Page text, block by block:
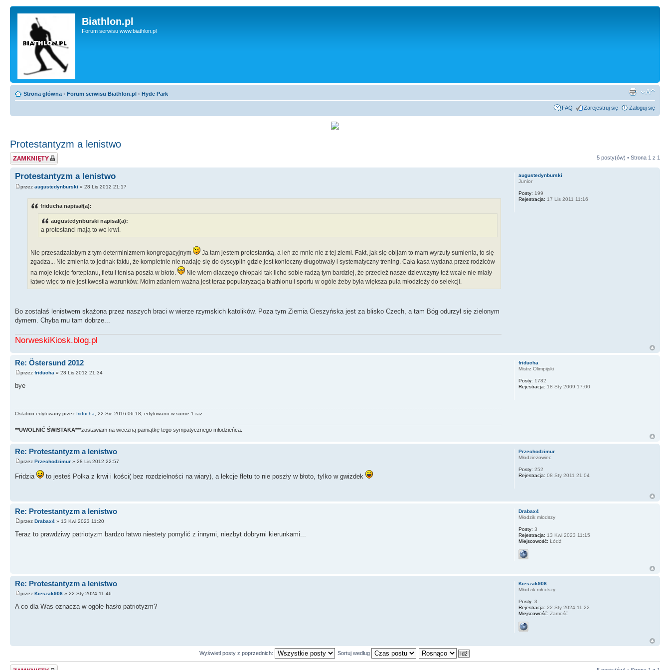
Biathlon.pl
Forum serwisu www.biathlon.pl
Strona główna ‹ Forum serwisu Biathlon.pl ‹ Hyde Park
FAQ Zarejestruj się Zaloguj się
Protestantyzm a lenistwo
Zablokowany temat 5 posty(ów) • Strona 1 z 1
Protestantyzm a lenistwo
przez augustedynburski » 28 Lis 2012 21:17
friducha napisał(a):
augustedynburski napisał(a):
a protestanci mają to we krwi.
Nie przesadzałabym z tym determinizmem kongregacyjnym
Ja tam jestem protestantką, a leń ze mnie nie z tej ziemi. Fakt, jak się obijam to mam wyrzuty sumienia, to się
zgadza... Nie zmienia to jednak faktu, że kompletnie nie nadaję się do dyscyplin gdzie jest konieczny długotrwały i systematyczny trening. Cała kasa wydana przez rodziców
na moje lekcje fortepianu, fletu i tenisa poszła w błoto.
Nie wiem dlaczego chłopaki tak licho sobie radzą tym bardziej, że przecież nasze dziewczyny też wcale nie miały
łatwo więc to nie jest kwestia warunków. Moim zdaniem ważna jest teraz popularyzacja biathlonu i sportu w ogóle żeby była większa pula młodzieży do selekcji.
Bo zostałaś lenistwem skażona przez naszych braci w wierze rzymskich katolików. Poza tym Ziemia Cieszyńska jest za blisko Czech, a tam Bóg odurzył się zielonym
dymem. Chyba mu tam dobrze...
NorweskiKiosk.blog.pl
augustedynburski
Junior
Posty: 199
Rejestracja: 17 Lis 2011 11:16
Re: Östersund 2012
przez friducha » 28 Lis 2012 21:34
bye
Ostatnio edytowany przez friducha , 22 Sie 2016 06:18, edytowano w sumie 1 raz
**UWOLNIĆ ŚWISTAKA***zostawiam na wieczną pamiątkę tego sympatycznego młodzieńca.
friducha
Mistrz Olimpijski
Posty: 1782
Rejestracja: 18 Sty 2009 17:00
Re: Protestantyzm a lenistwo
przez Przechodzimur » 28 Lis 2012 22:57
Fridzia to jesteś Polka z krwi i kości( bez rozdzielności na wiary), a lekcje fletu to nie poszły w błoto, tylko w gwizdek
Przechodzimur
Młodzieżowiec
Posty: 252
Rejestracja: 08 Sty 2011 21:04
Re: Protestantyzm a lenistwo
przez Drabax4 » 13 Kwi 2023 11:20
Teraz to prawdziwy patriotyzm bardzo łatwo niestety pomylić z innymi, niezbyt dobrymi kierunkami...
Drabax4
Młodzik młodszy
Posty: 3
Rejestracja: 13 Kwi 2023 11:15
Miejscowość: Łódź
Re: Protestantyzm a lenistwo
przez Kieszak906 » 22 Sty 2024 11:46
A co dla Was oznacza w ogóle hasło patriotyzm?
Kieszak906
Młodzik młodszy
Posty: 3
Rejestracja: 22 Sty 2024 11:22
Miejscowość: Zamość
Wyświetl posty z poprzednich: Sortuj według
Zablokowany temat